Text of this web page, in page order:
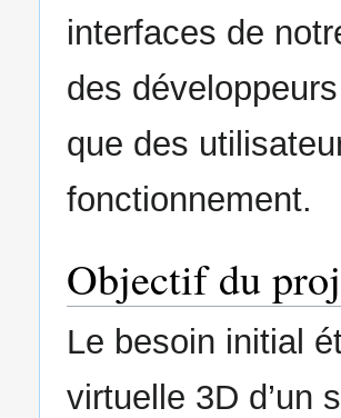
interfaces de
des
que des
fonctionnement.
Objectif du
Le besoin initial
virtuelle 3D d’un